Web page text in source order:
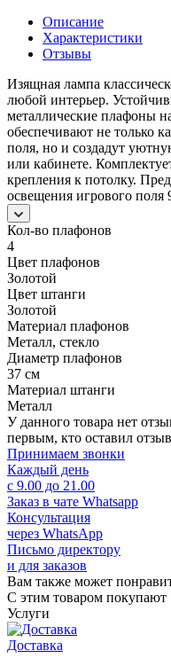
Описание
Характеристики
Отзывы
Изящная лампа
любой интерьер.
металлические плафоны
обеспечивают не только
поля, но и создадут
или кабинете.
крепления к потолку.
освещения игрового поля
Кол-во плафонов
4
Цвет плафонов
Золотой
Цвет штанги
Золотой
Материал плафонов
Металл, стекло
Диаметр плафонов
37 см
Материал штанги
Металл
У данного товара нет
первым, кто оставил
Принимаем звонки
Каждый день
с 9.00 до 21.00
Заказ в чате Whatsapp
Консультация
через WhatsApp
Письмо директору
и для заказов
Вам также может
С этим товаром покупают
Услуги
Доставка